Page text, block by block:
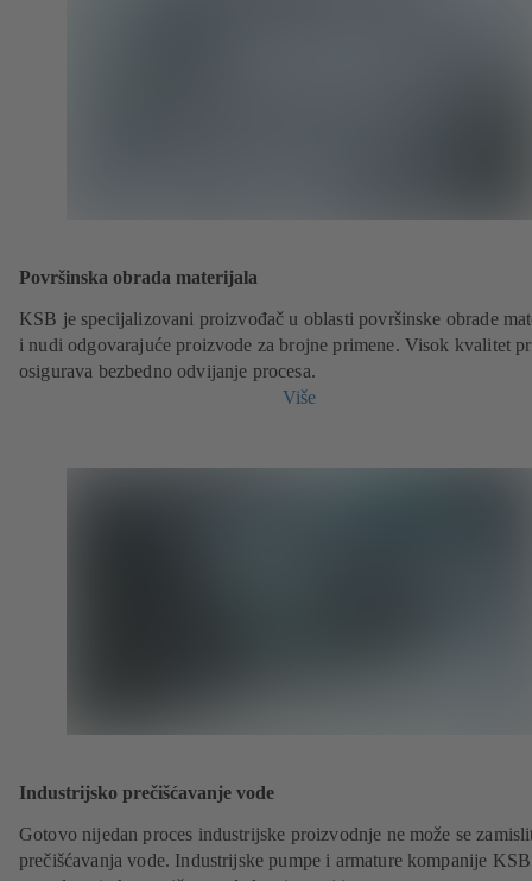
Površinska obrada materijala
KSB je specijalizovani proizvođač u oblasti površinske obrade
i nudi odgovarajuće proizvode za brojne primene. Visok kvalitet
osigurava bezbedno odvijanje procesa.
Više
Industrijsko prečišćavanje vode
Gotovo nijedan proces industrijske proizvodnje ne može se
prečišćavanja vode. Industrijske pumpe i armature kompanije KSB